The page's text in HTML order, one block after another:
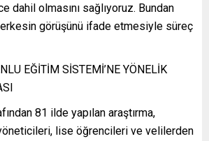
dahil olmasını sağlıyoruz. Bundan
görüşünü ifade etmesiyle süreç
EĞİTİM SİSTEMİ’NE YÖNELİK
81 ilde yapılan araştırma,
lise öğrencileri ve velilerden